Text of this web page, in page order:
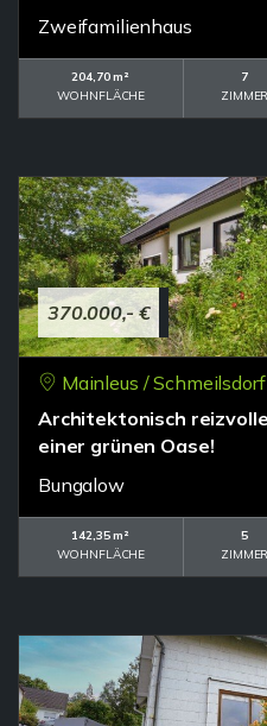
Zweifamilienhaus
204,70 m²
WOHNFLÄCHE
7
ZIMMER
370.000,- €
Mainleus / Schmeilsdorf
Architektonisch
einer grünen Oase!
Bungalow
142,35 m²
WOHNFLÄCHE
5
ZIMMER